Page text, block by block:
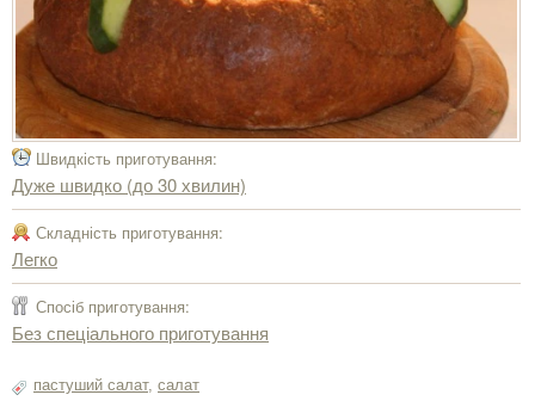
Швидкість приготування:
Дуже швидко (до 30 хвилин)
Складність приготування:
Легко
Спосіб приготування:
Без спеціального приготування
пастуший салат, салат